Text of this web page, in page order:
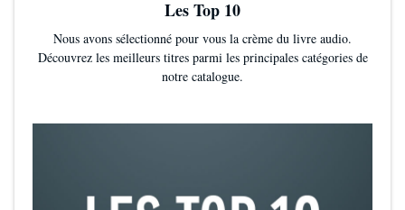
Les Top 10
Nous avons sélectionné pour vous la crème du livre audio.
Découvrez les meilleurs titres parmi les principales catégories de
notre catalogue.